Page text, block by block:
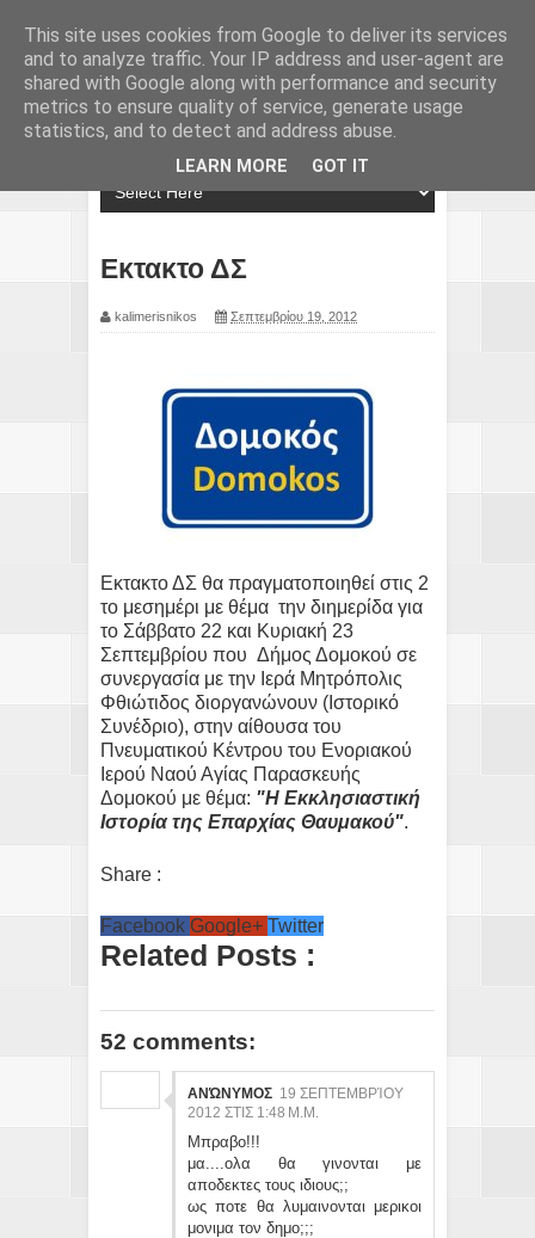
Εκτακτο ΔΣ
kalimerisnikos Σεπτεμβρίου 19, 2012
Εκτακτο ΔΣ θα πραγματοποιηθεί στις 2
το μεσημέρι με θέμα την διημερίδα για
το Σάββατο 22 και Κυριακή 23
Σεπτεμβρίου που Δήμος Δομοκού σε
συνεργασία με την Ιερά Μητρόπολις
Φθιώτιδος διοργανώνουν (Ιστορικό
Συνέδριο), στην αίθουσα του
Πνευματικού Κέντρου του Ενοριακού
Ιερού Ναού Αγίας Παρασκευής
Δομοκού με θέμα: "Η Εκκλησιαστική
Ιστορία της Επαρχίας Θαυμακού".
Share :
Facebook Google+ Twitter
Related Posts :
52 comments:
ΑΝΏΝΥΜΟΣ 19 ΣΕΠΤΕΜΒΡΊΟΥ
2012 ΣΤΙΣ 1:48 Μ.Μ.
Μπραβο!!!
μα....ολα θα γινονται με
αποδεκτες τους ιδιους;;
ως ποτε θα λυμαινονται μερικοι
μονιμα τον δημο;;;
This site uses cookies from Google to deliver its services
and to analyze traffic. Your IP address and user-agent are
shared with Google along with performance and security
metrics to ensure quality of service, generate usage
statistics, and to detect and address abuse.
LEARN MORE GOT IT